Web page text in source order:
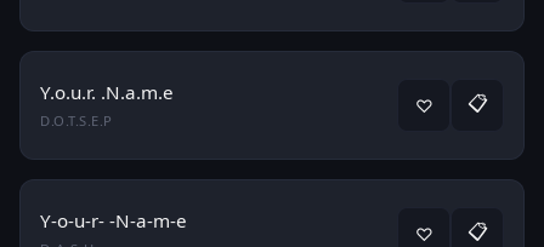
Y.o.u.r. .N.a.m.e
D.O.T.S.E.P
♡ 📋
Y-o-u-r- -N-a-m-e
♡ 📋